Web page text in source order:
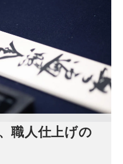
職人仕上げの